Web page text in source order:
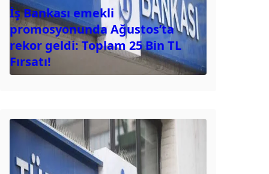
İş Bankası emekli
promosyonunda Ağustos’ta
rekor geldi: Toplam 25 Bin TL
Fırsatı!